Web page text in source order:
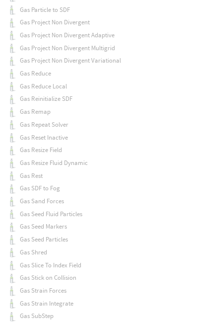
Gas Particle to SDF
Gas Project Non Divergent
Gas Project Non Divergent Adaptive
Gas Project Non Divergent Multigrid
Gas Project Non Divergent Variational
Gas Reduce
Gas Reduce Local
Gas Reinitialize SDF
Gas Remap
Gas Repeat Solver
Gas Reset Inactive
Gas Resize Field
Gas Resize Fluid Dynamic
Gas Rest
Gas SDF to Fog
Gas Sand Forces
Gas Seed Fluid Particles
Gas Seed Markers
Gas Seed Particles
Gas Shred
Gas Slice To Index Field
Gas Stick on Collision
Gas Strain Forces
Gas Strain Integrate
Gas SubStep